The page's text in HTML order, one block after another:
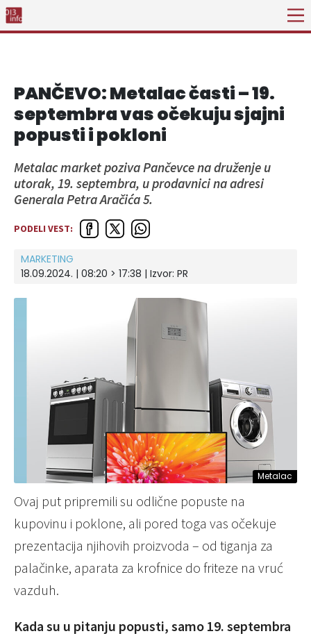
PANČEVO: Metalac časti – 19.
septembra vas očekuju sjajni
popusti i pokloni
Metalac market poziva Pančevce na druženje u
utorak, 19. septembra, u prodavnici na adresi
Generala Petra Aračića 5.
PODELI VEST:
MARKETING
18.09.2024. | 08:20 > 17:38 | Izvor: PR
Metalac
Ovaj put pripremili su odlične popuste na
kupovinu i poklone, ali pored toga vas očekuje
prezentacija njihovih proizvoda – od tiganja za
palačinke, aparata za krofnice do friteze na vruć
vazduh.
Kada su u pitanju popusti, samo 19. septembra